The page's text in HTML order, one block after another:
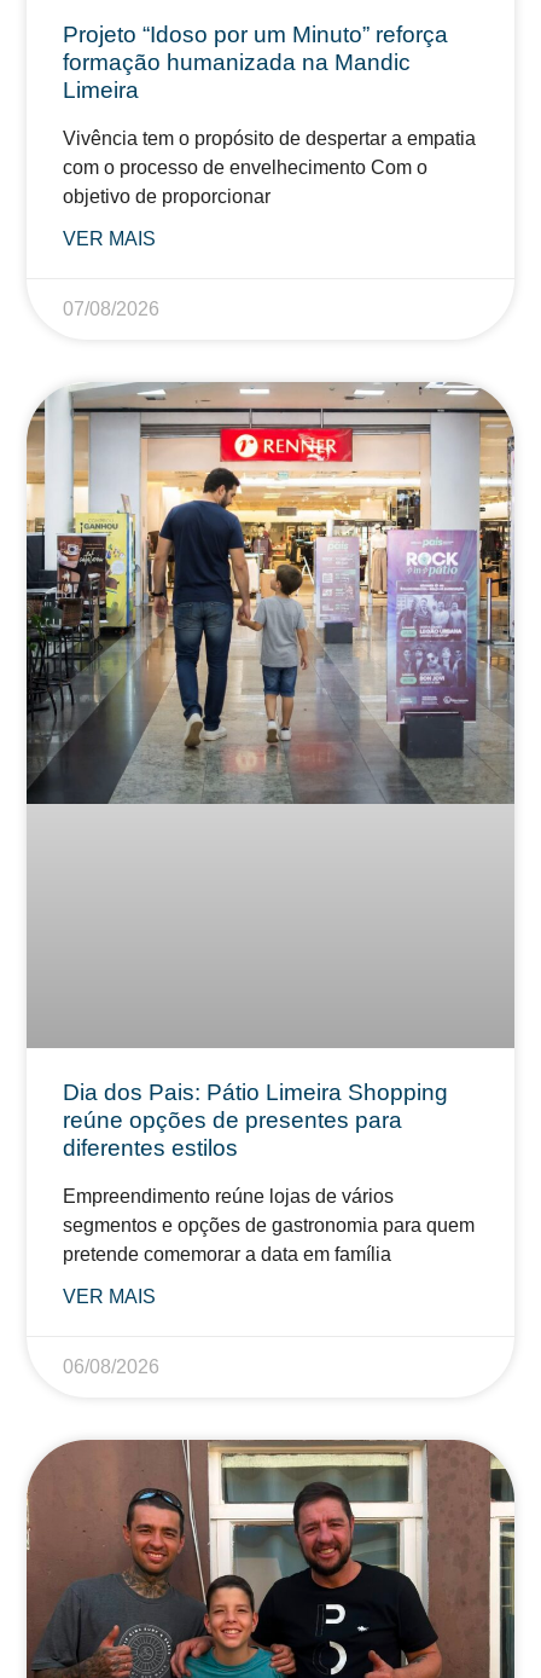
Projeto “Idoso por um Minuto” reforça
formação humanizada na Mandic
Limeira
Vivência tem o propósito de despertar a empatia
com o processo de envelhecimento Com o
objetivo de proporcionar
VER MAIS
07/08/2026
Dia dos Pais: Pátio Limeira Shopping
reúne opções de presentes para
diferentes estilos
Empreendimento reúne lojas de vários
segmentos e opções de gastronomia para quem
pretende comemorar a data em família
VER MAIS
06/08/2026